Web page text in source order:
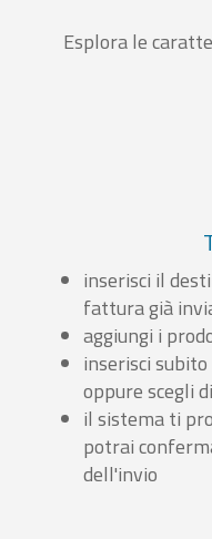
Esplora le
inserisci il
fattura già
aggiungi i
inserisci
oppure scegli
il sistema ti
potrai
dell'invio